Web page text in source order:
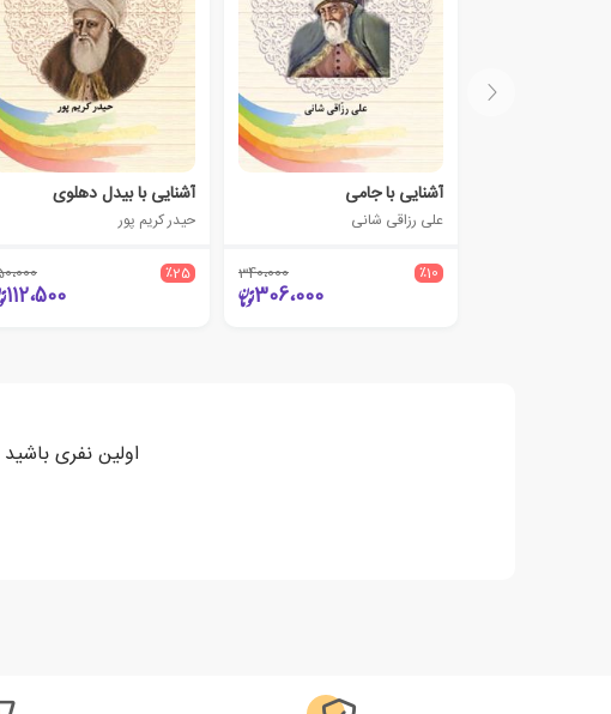
آشنایی با جامی
علی رزاقی شانی
٪10 340،000
306،000
آشنایی با بیدل دهلوی
حیدر کریم پور
٪25
112،500
اولین نفری